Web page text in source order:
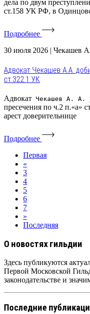
дела по двум
ст.158 УК РФ, в
Подробнее
30 июля 2026
Чекашев
Адвокат Чекашев А.А.
ст.322.1 УК
Адвокат Чекашев А. А.
пресечения по ч.2 п.«а»
арест доверительнице
Подробнее
Первая
«
3
4
5
6
7
»
Последняя
О новостях гильдии
Здесь публикуются
Первой Московской
законодательстве и
Последние